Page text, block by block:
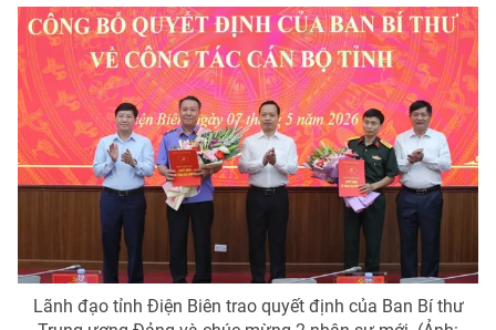
Nhân vật
Khán giả
Giải sao mai
Âm nhạc
Sao
Đời sống
Du lịch
Làm đẹp
Chất lượng cuộc sống
Giáo dục
Tuyển sinh
Học trực tuyến
Công nghệ
Hitech Công nghệ tương lai
Thị trường
Tư vấn
Giao lưu trực tuyến
Lịch phát sóng
Lãnh đạo tỉnh Điện Biên trao quyết định của Ban Bí thư